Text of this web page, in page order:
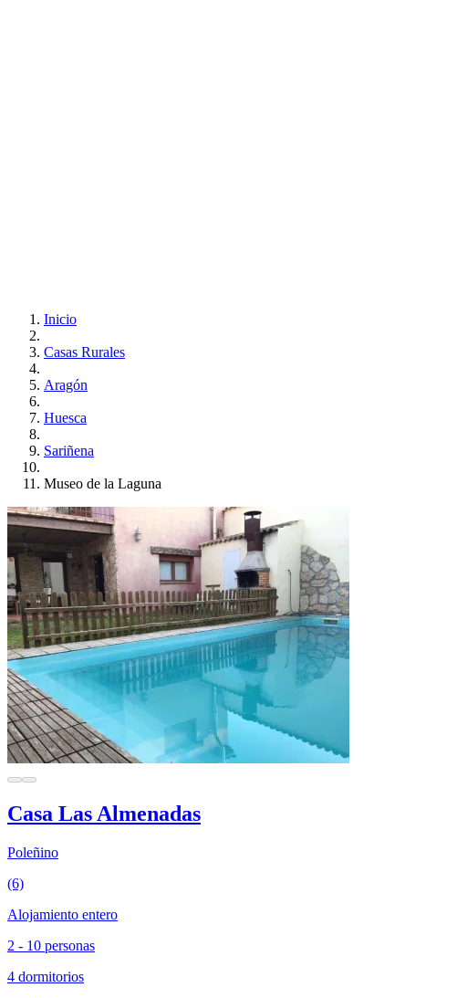
Inicio
Casas Rurales
Aragón
Huesca
Sariñena
Museo de la Laguna
Casa Las Almenadas
Poleñino
(6)
Alojamiento entero
2 - 10 personas
4 dormitorios